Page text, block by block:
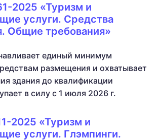
2025 «Туризм и
услуги. Средства
Общие требования»
единый минимум
размещения и охватывает
здания до квалификации
в силу с 1 июля 2026 г.
2025 «Туризм и
услуги. Глэмпинги.